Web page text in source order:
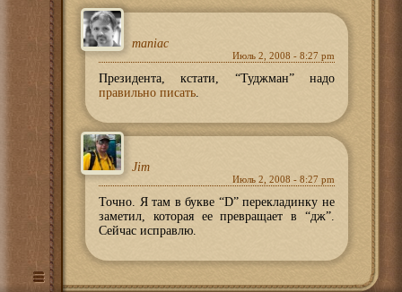
maniac
Июль 2, 2008 - 8:27 pm
Президента, кстати, “Туджман” надо
правильно писать.
Jim
Июль 2, 2008 - 8:27 pm
Точно. Я там в букве “D” перекладинку не
заметил, которая ее превращает в “дж”.
Сейчас исправлю.